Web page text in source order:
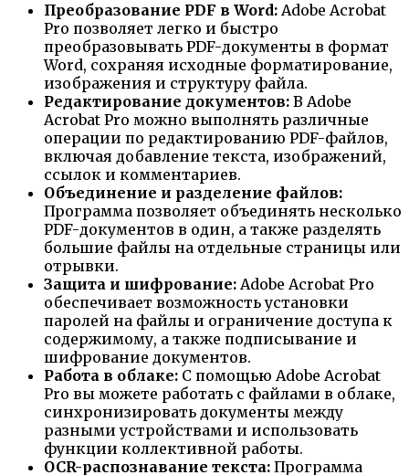
Преобразование PDF в Word: Adobe Acrobat
Pro позволяет легко и быстро
преобразовывать PDF-документы в формат
Word, сохраняя исходные форматирование,
изображения и структуру файла.
Редактирование документов: В Adobe
Acrobat Pro можно выполнять различные
операции по редактированию PDF-файлов,
включая добавление текста, изображений,
ссылок и комментариев.
Объединение и разделение файлов:
Программа позволяет объединять несколько
PDF-документов в один, а также разделять
большие файлы на отдельные страницы или
отрывки.
Защита и шифрование: Adobe Acrobat Pro
обеспечивает возможность установки
паролей на файлы и ограничение доступа к
содержимому, а также подписывание и
шифрование документов.
Работа в облаке: С помощью Adobe Acrobat
Pro вы можете работать с файлами в облаке,
синхронизировать документы между
разными устройствами и использовать
функции коллективной работы.
OCR-распознавание текста: Программа